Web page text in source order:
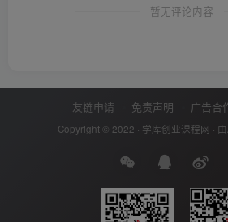
暂无评论内容
友链申请 免责声明 广告合
Copyright © 2022 · 学库创业课程网 · 由